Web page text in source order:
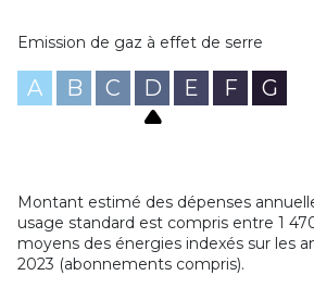
Emission de gaz à effet de serre
A B C D E F G
Montant estimé des dépenses
usage standard est compris entre 1
moyens des énergies indexés sur les
2023 (abonnements compris).